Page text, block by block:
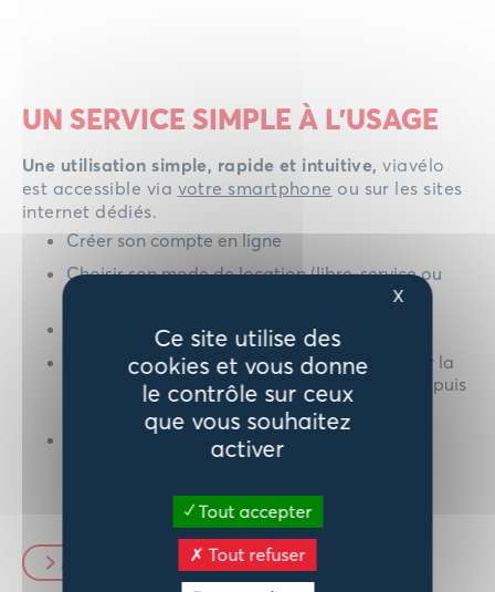
X
Ce site utilise des
cookies et vous donne
le contrôle sur ceux
que vous souhaitez
activer
Tout accepter
Tout refuser
UN SERVICE SIMPLE À L'USAGE
Une utilisation simple, rapide et intuitive, viavélo
est accessible via votre smartphone ou sur les sites
internet dédiés.
Créer son compte en ligne
Choisir son mode de location (libre-service ou
Payer directement par carte bancaire
En libre-service : localiser une station, vérifier la
disponibilité et le niveau de batterie du vélo, puis
déverrouiller-le à proximité de la borne
En longue durée : consulter la disponibilité,
s’inscrire sur liste d’attente si nécessaire, et
Accéder à la location libre-service